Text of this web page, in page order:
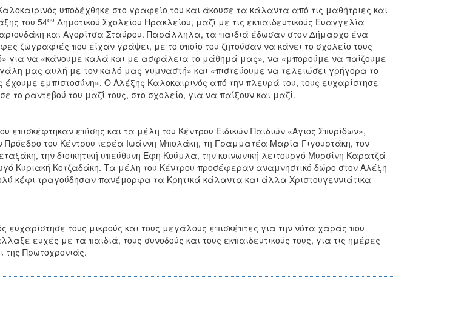
υποδέχθηκε στο γραφείο του και άκουσε τα κάλαντα από τις μαθήτριες και
του 54ου Δημοτικού Σχολείου Ηρακλείου, μαζί με τις εκπαιδευτικούς Ευαγγελία
και Αγορίτσα Σταύρου. Παράλληλα, τα παιδιά έδωσαν στον Δήμαρχο ένα
ζωγραφιές που είχαν γράψει, με το οποίο του ζητούσαν να κάνει το σχολείο τους
για να «κάνουμε καλά και με ασφάλεια το μάθημά μας», να «μπορούμε να παίζουμε
μας αυλή με τον καλό μας γυμναστή» και «πιστεύουμε να τελειώσει γρήγορα το
έχουμε εμπιστοσύνη». Ο Αλέξης Καλοκαιρινός από την πλευρά του, τους ευχαρίστησε
το ραντεβού του μαζί τους, στο σχολείο, για να παίξουν και μαζί.
επισκέφτηκαν επίσης και τα μέλη του Κέντρου Ειδικών Παιδιών «Άγιος Σπυρίδων»,
Πρόεδρο του Κέντρου ιερέα Ιωάννη Μπολάκη, τη Γραμματέα Μαρία Γιγουρτάκη, τον
την διοικητική υπεύθυνη Έφη Κούμλα, την κοινωνική λειτουργό Μυρσίνη Καρατζά
Κυριακή Κοτζαδάκη. Τα μέλη του Κέντρου προσέφεραν αναμνηστικό δώρο στον Αλέξη
κέφι τραγούδησαν πανέμορφα τα Κρητικά κάλαντα και άλλα Χριστουγεννιάτικα
ευχαρίστησε τους μικρούς και τους μεγάλους επισκέπτες για την νότα χαράς που
ευχές με τα παιδιά, τους συνοδούς και τους εκπαιδευτικούς τους, για τις ημέρες
της Πρωτοχρονιάς.